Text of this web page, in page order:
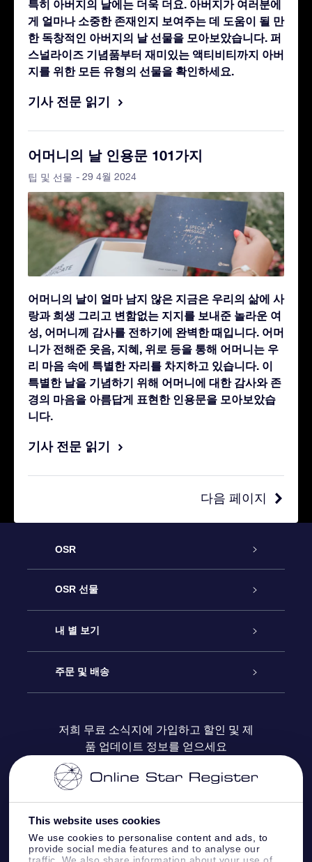
This website uses cookies
We use cookies to personalise content and ads, to
provide social media features and to analyse our
traffic. We also share information about your use of
특히 아버지의 날에는 더욱 더요. 아버지가 여러분에
게 얼마나 소중한 존재인지 보여주는 데 도움이 될 만
한 독창적인 아버지의 날 선물을 모아보았습니다. 퍼
스널라이즈 기념품부터 재미있는 액티비티까지 아버
지를 위한 모든 유형의 선물을 확인하세요.
기사 전문 읽기
어머니의 날 인용문 101가지
팁 및 선물 - 29 4월 2024
어머니의 날이 얼마 남지 않은 지금은 우리의 삶에 사
랑과 희생 그리고 변함없는 지지를 보내준 놀라운 여
성, 어머니께 감사를 전하기에 완벽한 때입니다. 어머
니가 전해준 웃음, 지혜, 위로 등을 통해 어머니는 우
리 마음 속에 특별한 자리를 차지하고 있습니다. 이
특별한 날을 기념하기 위해 어머니에 대한 감사와 존
경의 마음을 아름답게 표현한 인용문을 모아보았습
니다.
기사 전문 읽기
다음 페이지
OSR
고객 서비스
연락처
블로그
OSR 선물
온라인 별 선물
OSR 선물 팩
OSR 상품권
기업 선물
내 별 보기
Star Register
맞춤 별 페이지
One Million Stars
주문 및 배송
결제 정보
배송 정보
환불 정책
저희 무료 소식지에 가입하고 할인 및 제
품 업데이트 정보를 얻으세요